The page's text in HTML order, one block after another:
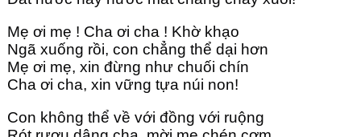
Mẹ ơi mẹ ! Cha ơi cha ! Khờ khạo
Ngã xuống rồi, con chẳng thể dại hơn
Mẹ ơi mẹ, xin đừng như chuối chín
Cha ơi cha, xin vững tựa núi non!
Con không thể về với đồng với ruộng